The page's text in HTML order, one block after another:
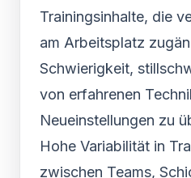
Trainingsinhalte, die
am Arbeitsplatz
Schwierigkeit,
von erfahrenen
Neueinstellungen zu
Hohe Variabilität in
zwischen Teams,